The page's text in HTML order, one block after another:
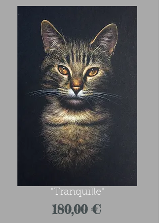
"Tranquille"
180,00 €Prix